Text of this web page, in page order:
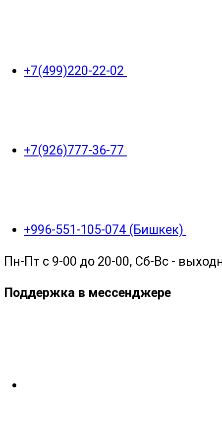
+7(499)220-22-02
+7(926)777-36-77
+996-551-105-074 (Бишкек)
Пн-Пт с 9-00 до 20-00, Сб-Вс -
Поддержка в мессенджере